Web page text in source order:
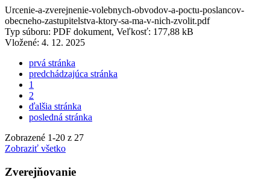
Urcenie-a-zverejnenie-volebnych-obvodov-a-poctu-poslancov-
obecneho-zastupitelstva-ktory-sa-ma-v-nich-zvolit.pdf
Typ súboru: PDF dokument, Veľkosť: 177,88 kB
Vložené: 4. 12. 2025
prvá stránka
predchádzajúca stránka
1
2
ďalšia stránka
posledná stránka
Zobrazené 1-20 z 27
Zobraziť všetko
Zverejňovanie